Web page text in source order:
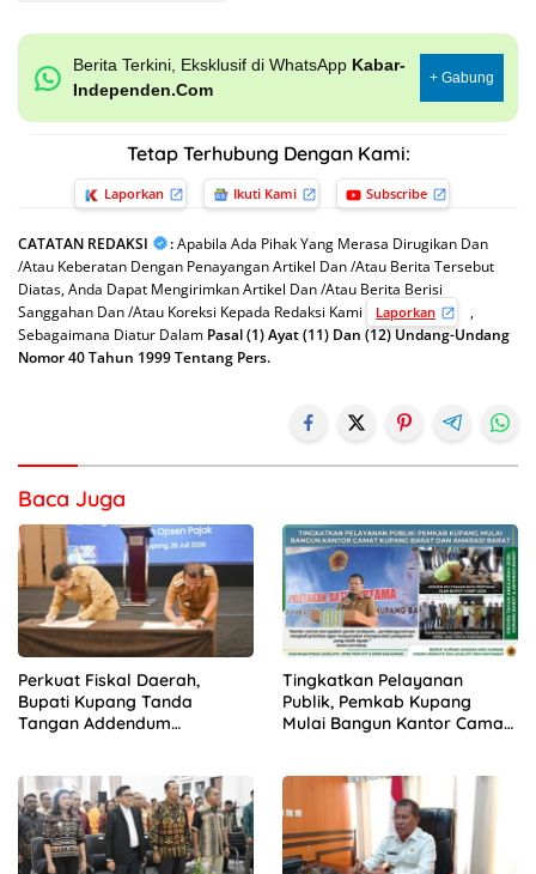
Berita Terkini, Eksklusif di WhatsApp Kabar-
Independen.Com
+ Gabung
Tetap Terhubung Dengan Kami:
Laporkan Ikuti Kami Subscribe
CATATAN REDAKSI :Apabila Ada Pihak Yang Merasa Dirugikan Dan
/Atau Keberatan Dengan Penayangan Artikel Dan /Atau Berita Tersebut
Diatas, Anda Dapat Mengirimkan Artikel Dan /Atau Berita Berisi
Sanggahan Dan /Atau Koreksi Kepada Redaksi Kami
Laporkan
,
Sebagaimana Diatur Dalam Pasal (1) Ayat (11) Dan (12) Undang-Undang
Nomor 40 Tahun 1999 Tentang Pers.
Baca Juga
Perkuat Fiskal Daerah,
Bupati Kupang Tanda
Tangan Addendum
Tingkatkan Pelayanan
Publik, Pemkab Kupang
Mulai Bangun Kantor Camat